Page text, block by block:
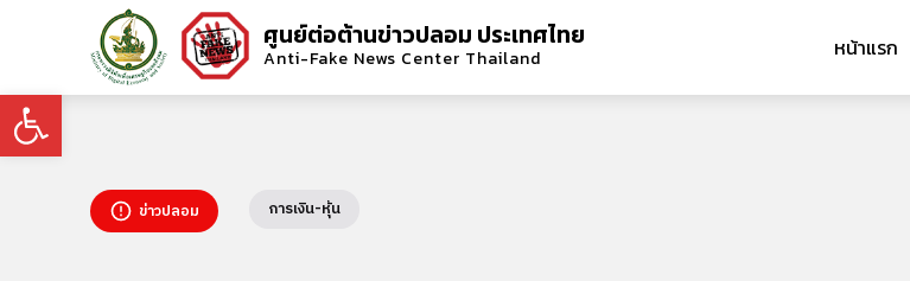
Open toolbar
ศูนย์ต่อต้านข่าวปลอม ประเทศไทย
Anti-Fake News Center Thailand หน้าแรก
ข่าวปลอม การเงิน-หุ้น